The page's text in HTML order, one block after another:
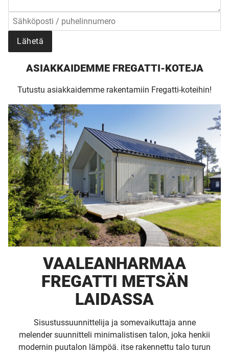
Lähetä
ASIAKKAIDEMME FREGATTI-KOTEJA
Tutustu asiakkaidemme rakentamiin Fregatti-koteihin!
VAALEANHARMAA
FREGATTI METSÄN
LAIDASSA
Sisustussuunnittelija ja somevaikuttaja anne
melender suunnitteli minimalistisen talon, joka henkii
modernin puutalon lämpöä. itse rakennettu talo turun